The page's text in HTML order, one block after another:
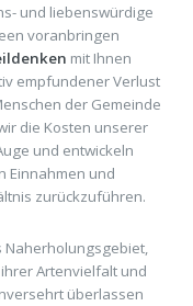
und liebenswürdige
voranbringen
mit Ihnen
empfundener Verlust
der Gemeinde
die Kosten unserer
und entwickeln
Einnahmen und
zurückzuführen.
Naherholungsgebiet,
Artenvielfalt und
überlassen